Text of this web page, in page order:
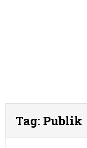
Tag: Publik